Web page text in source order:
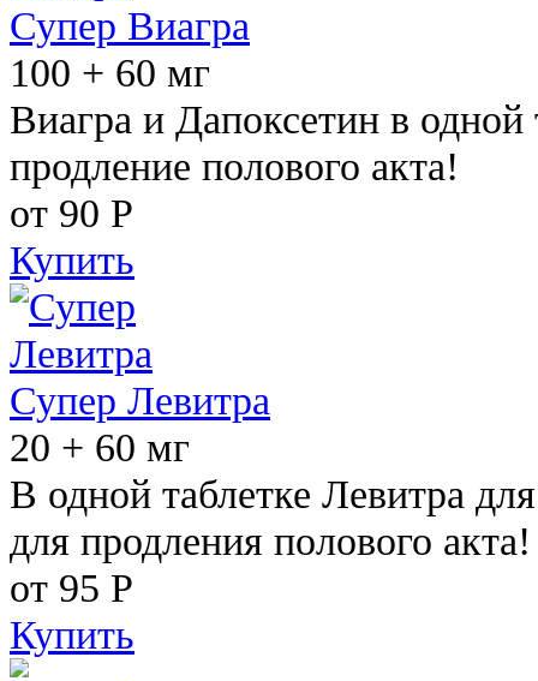
Супер Виагра
100 + 60 мг
Виагра и Дапоксетин в одной
продление полового акта!
от 90 Р
Купить
Супер Левитра
20 + 60 мг
В одной таблетке Левитра
для продления полового акта!
от 95 Р
Купить